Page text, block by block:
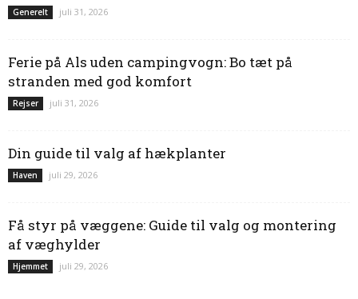
Generelt juli 31, 2026
Ferie på Als uden campingvogn: Bo tæt på
stranden med god komfort
Rejser juli 31, 2026
Din guide til valg af hækplanter
Haven juli 29, 2026
Få styr på væggene: Guide til valg og montering
af væghylder
Hjemmet juli 29, 2026